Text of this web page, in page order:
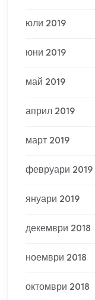
юли 2019
юни 2019
май 2019
април 2019
март 2019
февруари 2019
януари 2019
декември 2018
ноември 2018
октомври 2018